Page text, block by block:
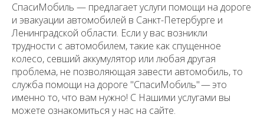
СпасиМобиль — предлагает услуги помощи на дороге
и эвакуации автомобилей в Санкт-Петербурге и
Ленинградской области. Если у вас возникли
трудности с автомобилем, такие как спущенное
колесо, севший аккумулятор или любая другая
проблема, не позволяющая завести автомобиль, то
служба помощи на дороге "СпасиМобиль" — это
именно то, что вам нужно! С Нашими услугами вы
можете ознакомиться у нас на сайте.